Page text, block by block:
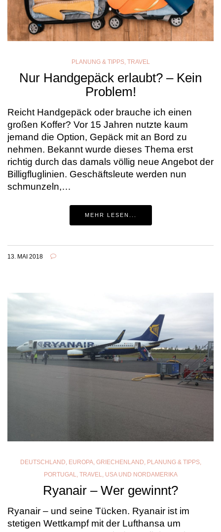
PLANUNG & TIPPS, TRAVEL
Nur Handgepäck erlaubt? – Kein
Problem!
Reicht Handgepäck oder brauche ich einen
großen Koffer? Vor 15 Jahren nutzte kaum
jemand die Option, Gepäck mit an Bord zu
nehmen. Bekannt wurde dieses Thema erst
richtig durch das damals völlig neue Angebot der
Billigfluglinien. Geschäftsleute werden nun
schmunzeln,…
MEHR LESEN...
13. MAI 2018
DEUTSCHLAND, EUROPA, GRIECHENLAND, PLANUNG & TIPPS,
PORTUGAL, TRAVEL, USA UND NORDAMERIKA
Ryanair – Wer gewinnt?
Ryanair – und seine Tücken. Ryanair ist im
stetigen Wettkampf mit der Lufthansa um